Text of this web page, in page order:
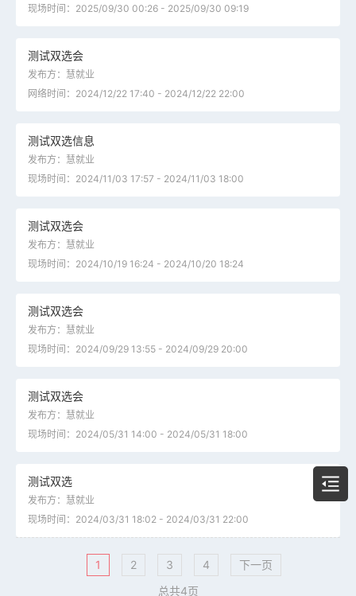
现场时间：2025/09/30 00:26 - 2025/09/30 09:19
测试双选会
发布方：慧就业
网络时间：2024/12/22 17:40 - 2024/12/22 22:00
测试双选信息
发布方：慧就业
现场时间：2024/11/03 17:57 - 2024/11/03 18:00
测试双选会
发布方：慧就业
现场时间：2024/10/19 16:24 - 2024/10/20 18:24
测试双选会
发布方：慧就业
现场时间：2024/09/29 13:55 - 2024/09/29 20:00
测试双选会
发布方：慧就业
现场时间：2024/05/31 14:00 - 2024/05/31 18:00
测试双选
发布方：慧就业
现场时间：2024/03/31 18:02 - 2024/03/31 22:00
1 2 3 4
下一页
总共4页